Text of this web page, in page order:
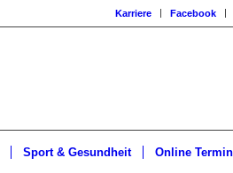
Karriere Facebook
Sport & Gesundheit Online Termin